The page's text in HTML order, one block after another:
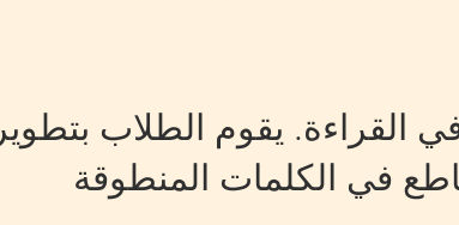
القراءة. يقوم الطلاب بتطوير
في الكلمات المنطوقة